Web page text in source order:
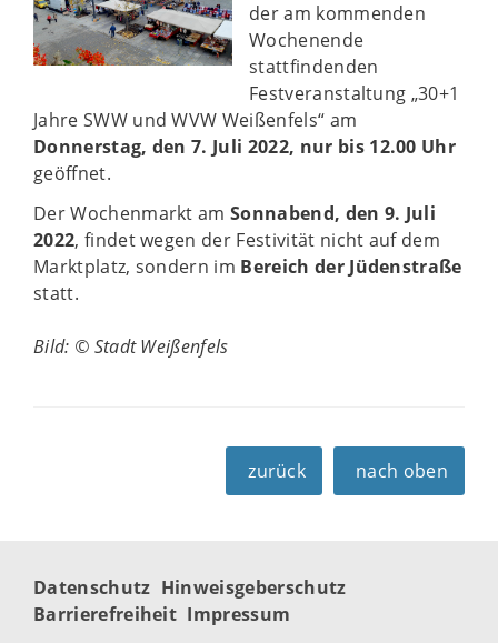
der am kommenden
Wochenende
stattfindenden
Festveranstaltung „30+1
Jahre SWW und WVW Weißenfels“ am
Donnerstag, den 7. Juli 2022, nur bis 12.00 Uhr
geöffnet.
Der Wochenmarkt amSonnabend, den 9. Juli
2022, findet wegen der Festivität nicht auf dem
Marktplatz, sondern im Bereich der Jüdenstraße
statt.
Bild: © Stadt Weißenfels
zurück nach oben
Datenschutz Hinweisgeberschutz
Barrierefreiheit Impressum